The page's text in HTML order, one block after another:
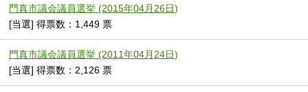
門真市議会議員選挙 (2015年04月26日)
[当選] 得票数：1,449 票
門真市議会議員選挙 (2011年04月24日)
[当選] 得票数：2,126 票